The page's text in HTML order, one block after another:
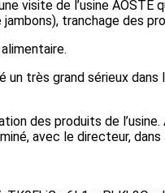
visite de l’usine
tranchage des
très grand sérieux
des produits de
avec le directeur, dans